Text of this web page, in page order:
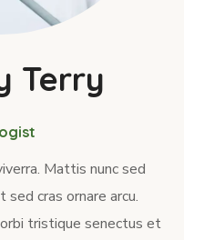
Terry
Mattis nunc sed
cras ornare arcu.
tristique senectus et